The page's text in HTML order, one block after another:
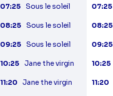
07:25 Sous le soleil
08:25 Sous le soleil
09:25 Sous le soleil
10:25 Jane the virgin
11:20 Jane the virgin
07:25
08:25
09:25
10:25
11:20